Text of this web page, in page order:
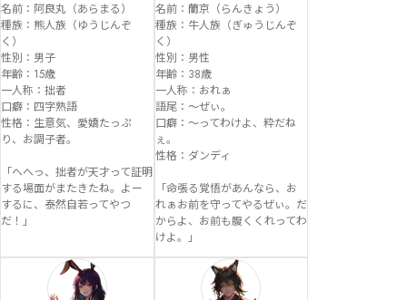
名前：阿良丸（あらまる）
種族：熊人族（ゆうじんぞ
く）
性別：男子
年齢：15歳
一人称：拙者
口癖：四字熟語
性格：生意気、愛嬌たっぷ
り、お調子者。
「へへっ、拙者が天才って証明
する場面がまたきたね。よー
するに、泰然自若ってやつ
だ！」
名前：蘭京（らんきょう）
種族：牛人族（ぎゅうじんぞ
く）
性別：男性
年齢：38歳
一人称：おれぁ
語尾：～ぜぃ。
口癖：〜ってわけよ、粋だね
ぇ。
性格：ダンディ
「命張る覚悟があんなら、お
れぁお前を守ってやるぜぃ。だ
からよ、お前も腹くくれってわ
けよ。」